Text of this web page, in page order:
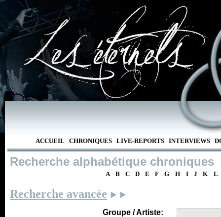
ACCUEIL CHRONIQUES LIVE-REPORTS INTERVIEWS
Recherche alphabétique chroniques
A B C D E F G H I J K L
Recherche avancée
Groupe / Artiste: